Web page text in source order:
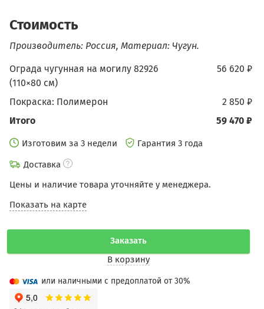
Стоимость
Производитель: Россия, Материал: Чугун.
56 620 ₽
Ограда чугунная на могилу 82926
(110×80 см)
2 850 ₽
Покраска: Полимерон
59 470 ₽
Итого
Изготовим за 3 недели
Гарантия 3 года
Доставка
Цены и наличие товара уточняйте у менеджера.
Показать на карте
Заказать
В корзину
или наличными с предоплатой от 30%